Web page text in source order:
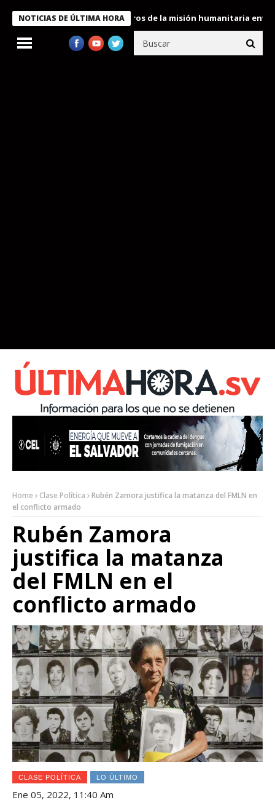
NOTICIAS DE ÚLTIMA HORA
condecora a miembros de la misión humanitaria enviada a
Home Clase Política
Rubén Zamora justifica la matanza del FMLN en
el conflicto armado
Rubén Zamora
justifica la matanza
del FMLN en el
conflicto armado
CLASE POLÍTICA LO ÚLTIMO
Ene 05, 2022, 11:40 Am